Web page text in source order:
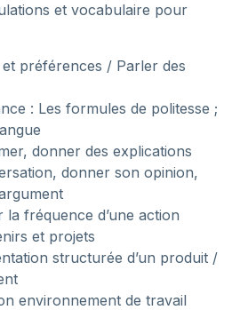
et vocabulaire pour
préférences / Parler des
: Les formules de politesse ;
donner des explications
donner son opinion,
la fréquence d’une action
et projets
structurée d’un produit /
environnement de travail